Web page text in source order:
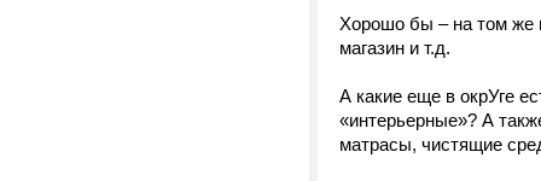
Хорошо бы – на том же
магазин и т.д.
А какие еще в окрУге
«интерьерные»? А
матрасы, чистящие